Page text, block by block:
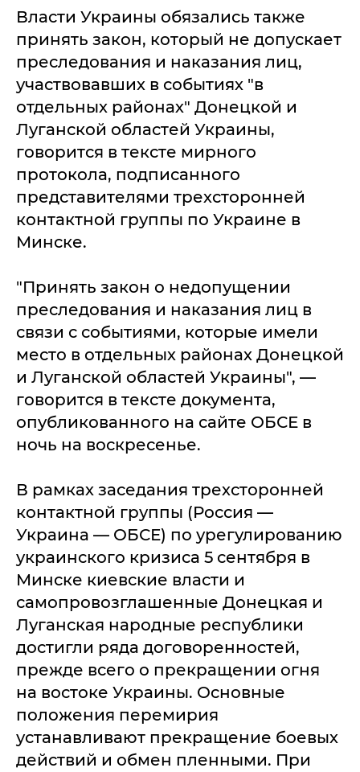
Власти Украины обязались также
принять закон, который не допускает
преследования и наказания лиц,
участвовавших в событиях "в
отдельных районах" Донецкой и
Луганской областей Украины,
говорится в тексте мирного
протокола, подписанного
представителями трехсторонней
контактной группы по Украине в
Минске.
"Принять закон о недопущении
преследования и наказания лиц в
связи с событиями, которые имели
место в отдельных районах Донецкой
и Луганской областей Украины", —
говорится в тексте документа,
опубликованного на сайте ОБСЕ в
ночь на воскресенье.
В рамках заседания трехсторонней
контактной группы (Россия —
Украина — ОБСЕ) по урегулированию
украинского кризиса 5 сентября в
Минске киевские власти и
самопровозглашенные Донецкая и
Луганская народные республики
достигли ряда договоренностей,
прежде всего о прекращении огня
на востоке Украины. Основные
положения перемирия
устанавливают прекращение боевых
действий и обмен пленными. При